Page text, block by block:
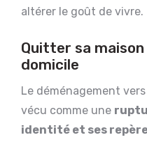
altérer le goût de vivre.
Quitter sa
domicile
Le déménagement
vécu comme une
identité et ses